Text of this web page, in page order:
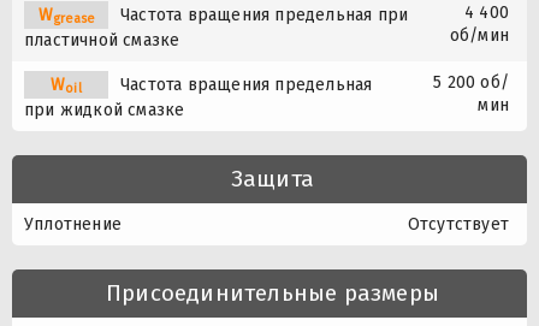
Wgrease
Частота вращения предельная при
пластичной смазке
4 400
об/мин
Woil
Частота вращения предельная
при жидкой смазке
5 200 об/
мин
Защита
Уплотнение Отсутствует
Присоединительные размеры